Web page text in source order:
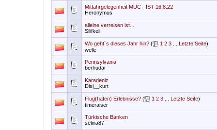
Mitfahrgelegenheit MUC - IST 16.8.22
Heronymus
alleine verreisen ist....
Silifkeli
Wo geht´s dieses Jahr hin? ( 1 2 3 Letzte Seite)
welle
Pennsylvania
berhudar
Karadeniz
Disi__kurt
Flug(hafen) Erlebnisse? ( 1 2 3 Letzte Seite)
timeraiser
Türkische Banken
selina87